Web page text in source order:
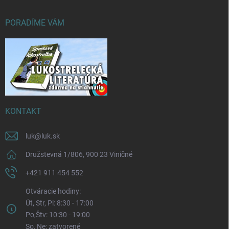
PORADÍME VÁM
KONTAKT
luk@ luk.sk
Družstevná 1/806, 900 23 Viničné
+421 911 454 552
Otváracie hodiny:
Út, Str, Pi: 8:30 - 17:00
Po,Štv: 10:30 - 19:00
So, Ne: zatvorené